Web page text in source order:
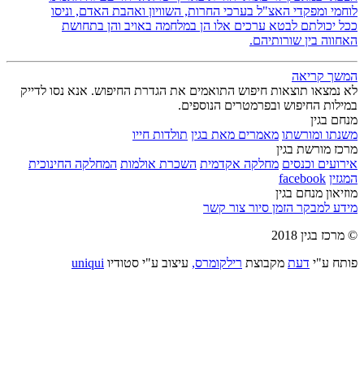
לוחמי ומפקדי האצ"ל בערכי החרות, השוויון ואהבת האדם, וניסו
ככל יכולתם לבטא ערכים אלו הן במלחמה באויב והן בתחושת
האחווה בין שורותיהם.
המשך קריאה
לא נמצאו תוצאות חיפוש התואמים את הגדרת החיפוש. אנא נסו לדייק
במילות החיפוש ובפרמטרים הנוספים.
מנחם בגין
משנתו ומורשתו מאמרים מאת בגין תולדות חייו
מרכז מורשת בגין
אירועים וכנסים מחלקה אקדמית השכרת אולמות המחלקה החינוכית
המגזין facebook
מוזיאון מנחם בגין
מידע למבקר הזמן סיור צור קשר
© מרכז בגין 2018
פותח ע"י דעת מקבוצת רילקומרס, עיצוב ע"י סטודיו uniqui